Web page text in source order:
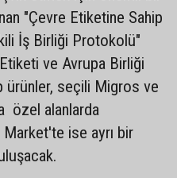
"Çevre Etiketine Sahip
İş Birliği Protokolü"
ve Avrupa Birliği
ürünler, seçili Migros ve
özel alanlarda
ise ayrı bir